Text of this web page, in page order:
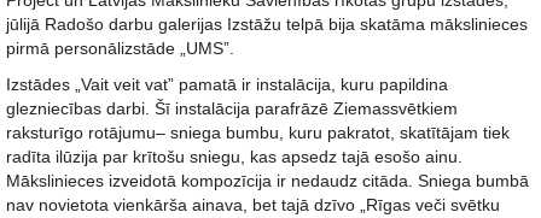
jūlijā Radošo darbu galerijas Izstāžu telpā bija skatāma mākslinieces
pirmā personālizstāde „UMS”.
Izstādes „Vait veit vat” pamatā ir instalācija, kuru papildina
glezniecības darbi. Šī instalācija parafrāzē Ziemassvētkiem
raksturīgo rotājumu– sniega bumbu, kuru pakratot, skatītājam tiek
radīta ilūzija par krītošu sniegu, kas apsedz tajā esošo ainu.
Mākslinieces izveidotā kompozīcija ir nedaudz citāda. Sniega bumbā
nav novietota vienkārša ainava, bet tajā dzīvo „Rīgas veči svētku